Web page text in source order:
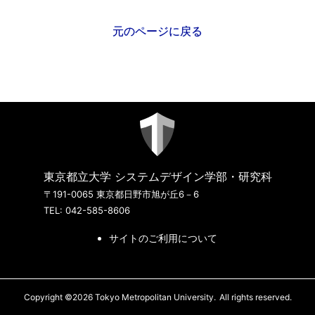
元のページに戻る
東京都立大学 システムデザイン学部・研究科
〒191-0065 東京都日野市旭が丘6－6
TEL: 042-585-8606
サイトのご利用について
Copyright ©2026 Tokyo Metropolitan University. All rights reserved.